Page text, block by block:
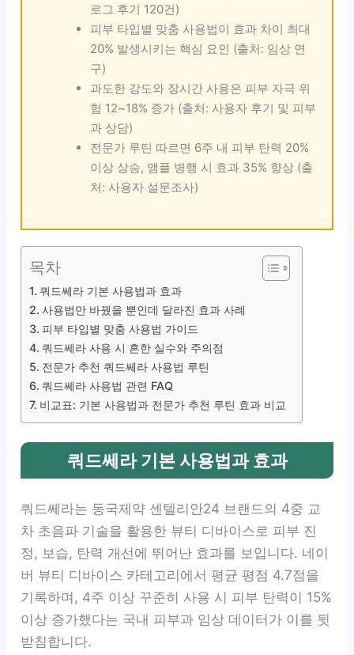
로그 후기 120건)
피부 타입별 맞춤 사용법이 효과 차이 최대
20% 발생시키는 핵심 요인 (출처: 임상 연
구)
과도한 강도와 장시간 사용은 피부 자극 위
험 12~18% 증가 (출처: 사용자 후기 및 피부
과 상담)
전문가 루틴 따르면 6주 내 피부 탄력 20%
이상 상승, 앰플 병행 시 효과 35% 향상 (출
처: 사용자 설문조사)
목차
쿼드쎄라 기본 사용법과 효과
사용법만 바꿨을 뿐인데 달라진 효과 사례
피부 타입별 맞춤 사용법 가이드
쿼드쎄라 사용 시 흔한 실수와 주의점
전문가 추천 쿼드쎄라 사용법 루틴
쿼드쎄라 사용법 관련 FAQ
비교표: 기본 사용법과 전문가 추천 루틴 효과 비교
쿼드쎄라 기본 사용법과 효과
쿼드쎄라는 동국제약 센텔리안24 브랜드의 4중 교
차 초음파 기술을 활용한 뷰티 디바이스로 피부 진
정, 보습, 탄력 개선에 뛰어난 효과를 보입니다. 네이
버 뷰티 디바이스 카테고리에서 평균 평점 4.7점을
기록하며, 4주 이상 꾸준히 사용 시 피부 탄력이 15%
이상 증가했다는 국내 피부과 임상 데이터가 이를 뒷
받침합니다.